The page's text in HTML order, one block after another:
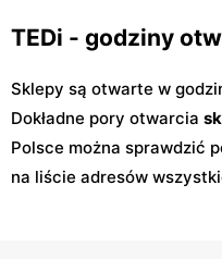
TEDi - godziny
Sklepy są otwarte w
Dokładne pory otwarcia
Polsce można sprawdzić
na liście adresów